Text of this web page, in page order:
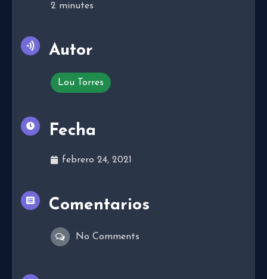
2 minutes
Autor
Lou Torres
Fecha
febrero 24, 2021
Comentarios
No Comments